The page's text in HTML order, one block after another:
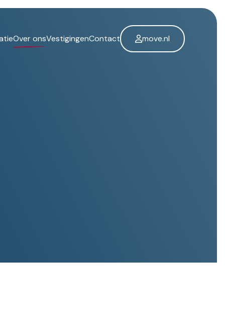
Over onsVestigingenContact move.nl